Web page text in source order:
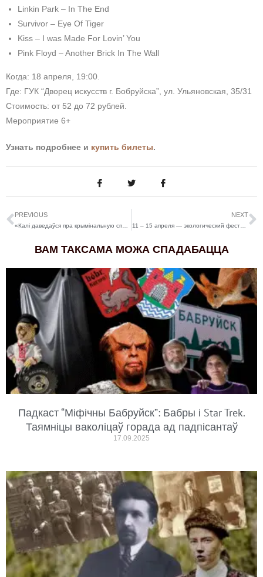
Linkin Park – In The End
Survivor – Eye Of Tiger
Kiss – I was Made For Lovin’ You
Pink Floyd – Another Brick In The Wall
Когда: 18 апреля, 19:00.
Где: ГУК “Дворец искусств г. Бобруйска”, ул. Ульяновская, 35/31
Стоимость: от 52 до 72 рублей.
Мероприятие 6+
Узнать подробнее и купить билеты.
PREVIOUS NEXT
11 – 15 апреля — экологический фестиваль “Пикничок”
ВАМ ТАКСАМА МОЖА СПАДАБАЦЦА
Падкаст “Міфічны Бабруйск”: Бабры і Star Trek.
Таямніцы ваколіцаў горада ад падпісантаў
17.09.2025